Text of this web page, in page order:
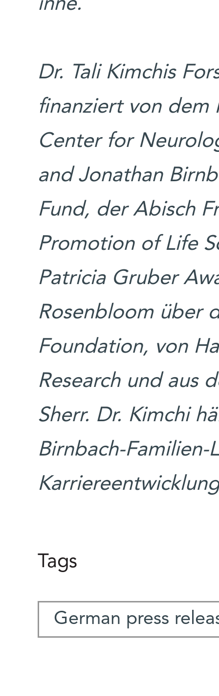
inne.
Dr. Tali Kimchis
finanziert von dem
Center for
and Jonathan
Fund, der Abisch
Promotion of Life
Patricia Gruber
Rosenbloom über
Foundation, von
Research und aus
Sherr. Dr. Kimchi
Birnbach-Familien-
Tags
German press